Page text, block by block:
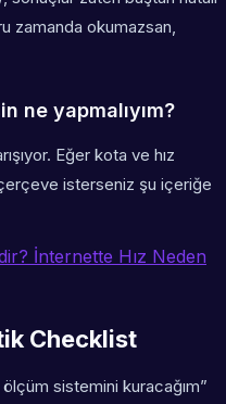
zamanda okumazsan,
ne yapmalıyım?
Eğer kota ve hız
çerçeve isterseniz şu içeriğe
İnternette Hız Neden
Checklist
ölçüm sistemini kuracağım”